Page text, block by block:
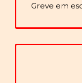
Greve em